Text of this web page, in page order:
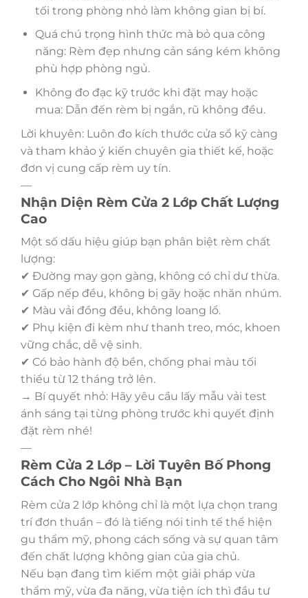
tối trong phòng nhỏ làm không gian bị bí.
Quá chú trọng hình thức mà bỏ qua công
năng: Rèm đẹp nhưng cản sáng kém không
phù hợp phòng ngủ.
Không đo đạc kỹ trước khi đặt may hoặc
mua: Dẫn đến rèm bị ngắn, rũ không đều.
Lời khuyên: Luôn đo kích thước cửa sổ kỹ càng
và tham khảo ý kiến chuyên gia thiết kế, hoặc
đơn vị cung cấp rèm uy tín.
—
Nhận Diện Rèm Cửa 2 Lớp Chất Lượng
Cao
Một số dấu hiệu giúp bạn phân biệt rèm chất
lượng:
✔ Đường may gọn gàng, không có chỉ dư thừa.
✔ Gấp nếp đều, không bị gãy hoặc nhăn nhúm.
✔ Màu vải đồng đều, không loang lổ.
✔ Phụ kiện đi kèm như thanh treo, móc, khoen
vững chắc, dễ vệ sinh.
✔ Có bảo hành độ bền, chống phai màu tối
thiểu từ 12 tháng trở lên.
→ Bí quyết nhỏ: Hãy yêu cầu lấy mẫu vải test
ánh sáng tại từng phòng trước khi quyết định
đặt rèm nhé!
—
Rèm Cửa 2 Lớp – Lời Tuyên Bố Phong
Cách Cho Ngôi Nhà Bạn
Rèm cửa 2 lớp không chỉ là một lựa chọn trang
trí đơn thuần – đó là tiếng nói tinh tế thể hiện
gu thẩm mỹ, phong cách sống và sự quan tâm
đến chất lượng không gian của gia chủ.
Nếu bạn đang tìm kiếm một giải pháp vừa
thẩm mỹ, vừa đa năng, vừa tiện ích thì đầu tư